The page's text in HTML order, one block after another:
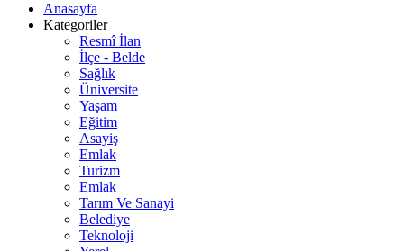
Anasayfa
Kategoriler
Resmî İlan
İlçe - Belde
Sağlık
Üniversite
Yaşam
Eğitim
Asayiş
Emlak
Turizm
Emlak
Tarım Ve Sanayi
Belediye
Teknoloji